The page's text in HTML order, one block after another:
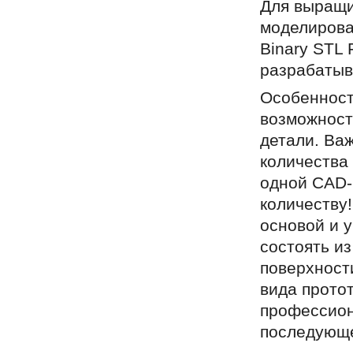
Для
Binary STL
детали.
одной
основой и
состоять
вида